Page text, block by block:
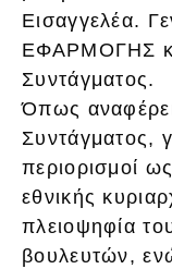
Εισαγγελέα.
ΕΦΑΡΜΟΓΗΣ
Συντάγματος.
Όπως
Συντάγματος,
περιορισμοί
εθνικής
πλειοψηφία
βουλευτών,